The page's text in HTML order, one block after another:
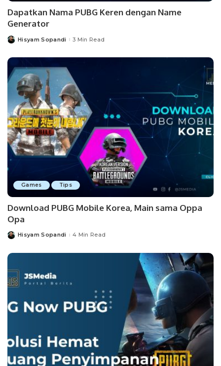
Dapatkan Nama PUBG Keren dengan Name
Generator
PostedHisyam Sopandi 3 Min Read
Games Tips
Download PUBG Mobile Korea, Main sama Oppa
Opa
PostedHisyam Sopandi 4 Min Read